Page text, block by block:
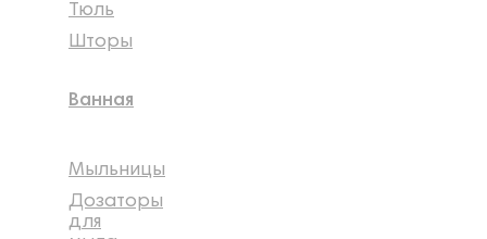
Тюль
Шторы
Ванная
Мыльницы
Дозаторы
для